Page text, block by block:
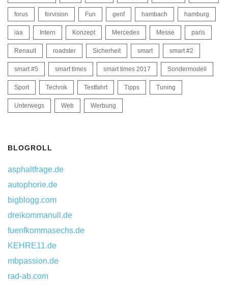
forus forvision Fun genf hambach hamburg
iaa Intern Konzept Mercedes Messe paris
Renault roadster Sicherheit smart smart #2
smart #5 smart times smart times 2017 Sondermodell
Sport Technik Testfahrt Tipps Tuning
Unterwegs Web Werbung
BLOGROLL
asphaltfrage.de
autophorie.de
bigblogg.com
dreikommanull.de
fuenfkommasechs.de
KEHRE11.de
mbpassion.de
rad-ab.com